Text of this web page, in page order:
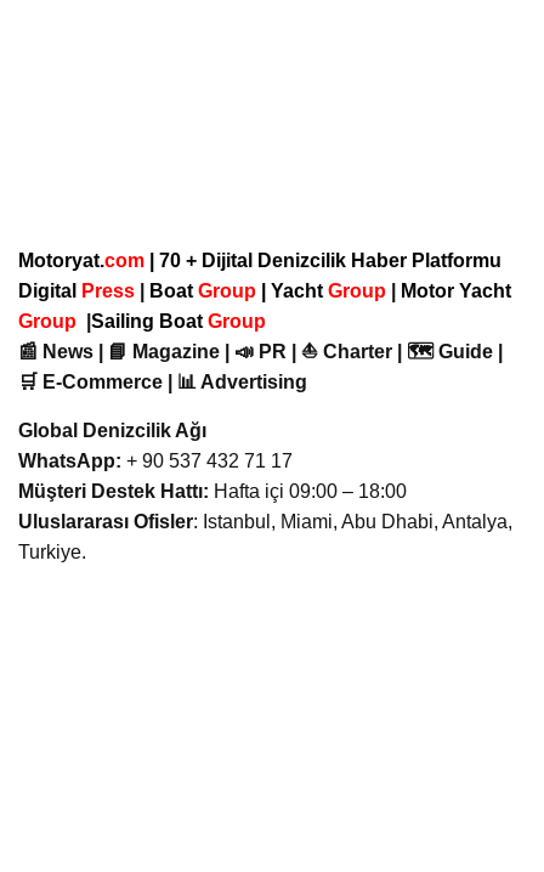
Motoryat.com | 70 + Dijital Denizcilik Haber Platformu
Digital
Press Boat Group Yacht Group
Motor Yacht
Group
Sailing Boat Group
📰 News | 📘 Magazine | 📣 PR | ⛵ Charter | 🗺️ Guide |
🛒 E-Commerce | 📊 Advertising
Global Denizcilik Ağı
WhatsApp: + 90 537 432 71 17
Müşteri Destek Hattı: Hafta içi 09:00 – 18:00
Uluslararası Ofisler: Istanbul, Miami, Abu Dhabi, Antalya,
Turkiye.